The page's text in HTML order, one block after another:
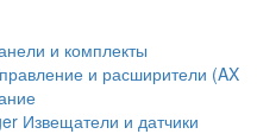
и комплекты
и расширители (AX
Извещатели и датчики